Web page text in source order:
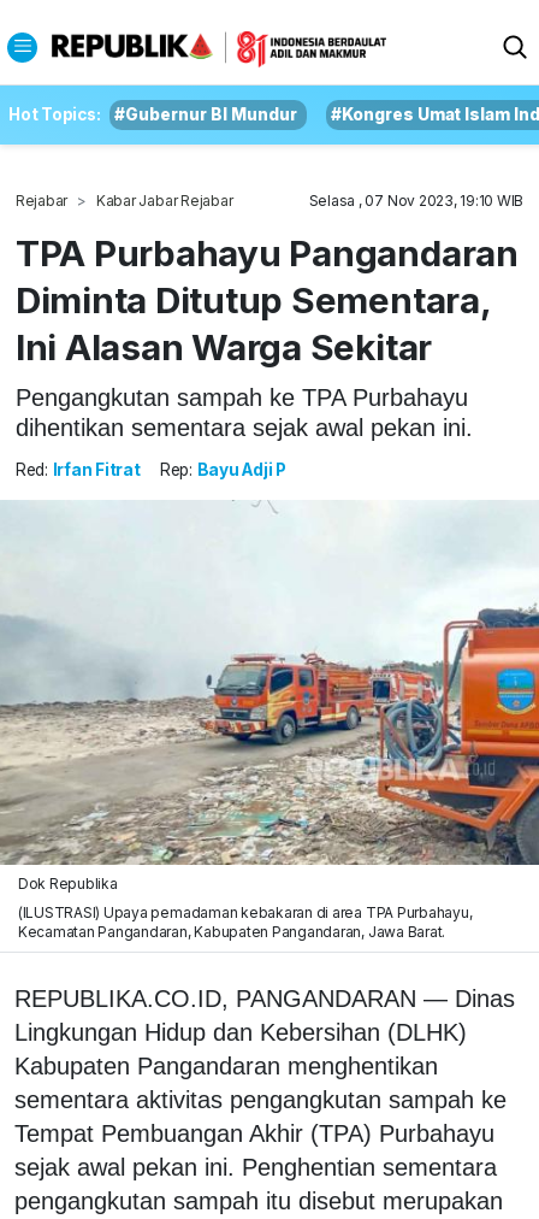
Hot Topics: #Gubernur BI Mundur #Kongres Umat Islam
Rejabar Kabar Jabar Rejabar Selasa , 07 Nov 2023, 19:10 WIB
TPA Purbahayu Pangandaran
Diminta Ditutup Sementara,
Ini Alasan Warga Sekitar
Pengangkutan sampah ke TPA Purbahayu
dihentikan sementara sejak awal pekan ini.
Red: Irfan Fitrat Rep: Bayu Adji P
Dok Republika
(ILUSTRASI) Upaya pemadaman kebakaran di area TPA Purbahayu,
Kecamatan Pangandaran, Kabupaten Pangandaran, Jawa Barat.
REPUBLIKA.CO.ID, PANGANDARAN — Dinas
Lingkungan Hidup dan Kebersihan (DLHK)
Kabupaten Pangandaran menghentikan
sementara aktivitas pengangkutan sampah ke
Tempat Pembuangan Akhir (TPA) Purbahayu
sejak awal pekan ini. Penghentian sementara
pengangkutan sampah itu disebut merupakan